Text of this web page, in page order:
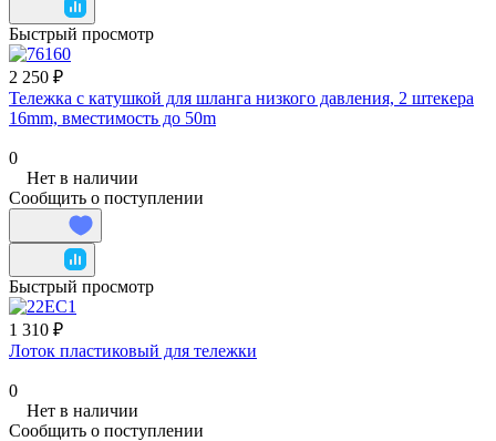
Быстрый просмотр
2 250 ₽
Тележка с катушкой для шланга низкого давления, 2 штекера
16mm, вместимость до 50m
0
Нет в наличии
Сообщить о поступлении
Быстрый просмотр
1 310 ₽
Лоток пластиковый для тележки
0
Нет в наличии
Сообщить о поступлении